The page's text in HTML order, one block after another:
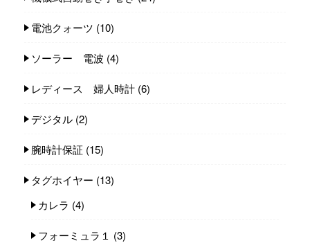
電池クォーツ (10)
ソーラー 電波 (4)
レディース 婦人時計 (6)
デジタル (2)
腕時計保証 (15)
タグホイヤー (13)
カレラ (4)
フォーミュラ１ (3)